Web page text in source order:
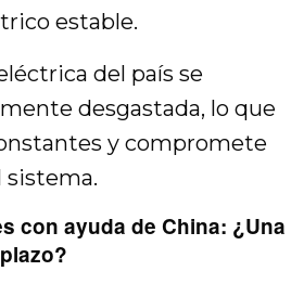
estable.
del país se
desgastada, lo que
y compromete
sistema.
con ayuda de China: ¿Una